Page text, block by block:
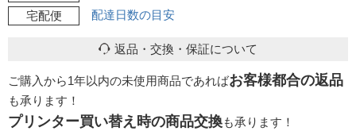
宅配便
配達日数の目安
返品・交換・保証について
ご購入から1年以内の未使用商品であればお客様都合の返品
も承ります！
プリンター買い替え時の商品交換も承ります！